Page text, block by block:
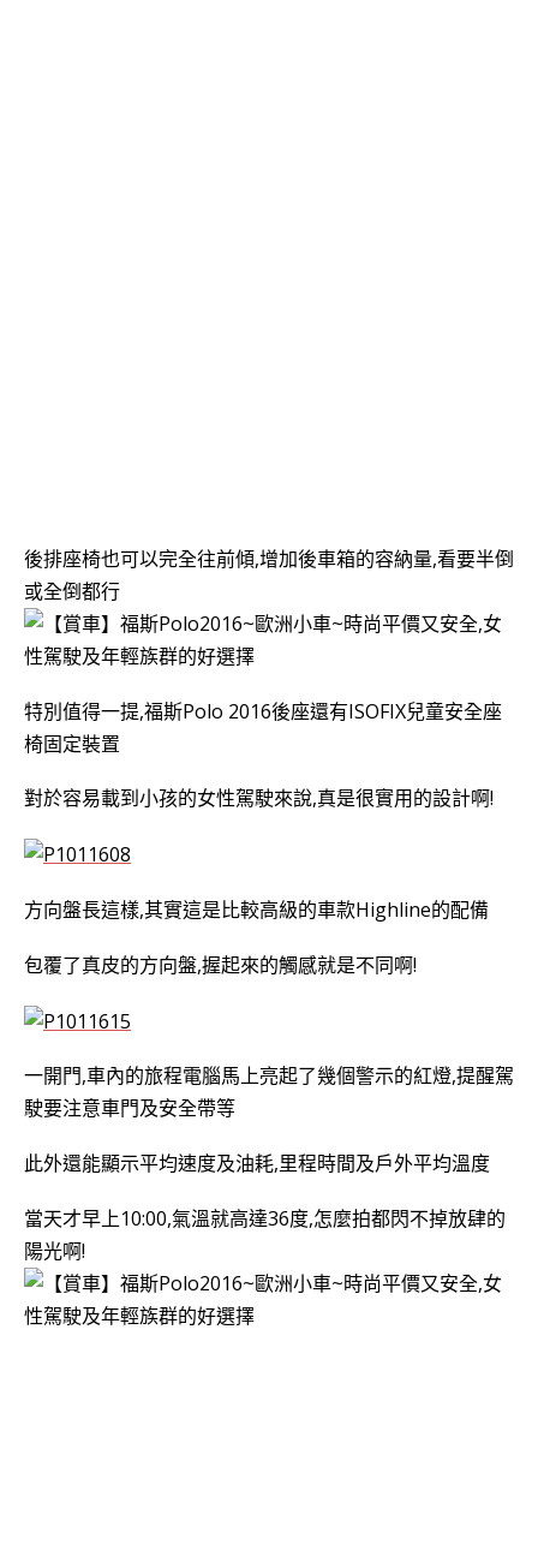
後排座椅也可以完全往前傾,增加後車箱的容納量,看要半倒
或全倒都行
特別值得一提,福斯Polo 2016後座還有ISOFIX兒童安全座
椅固定裝置
對於容易載到小孩的女性駕駛來說,真是很實用的設計啊!
方向盤長這樣,其實這是比較高級的車款Highline的配備
包覆了真皮的方向盤,握起來的觸感就是不同啊!
一開門,車內的旅程電腦馬上亮起了幾個警示的紅燈,提醒駕
駛要注意車門及安全帶等
此外還能顯示平均速度及油耗,里程時間及戶外平均溫度
當天才早上10:00,氣溫就高達36度,怎麼拍都閃不掉放肆的
陽光啊!